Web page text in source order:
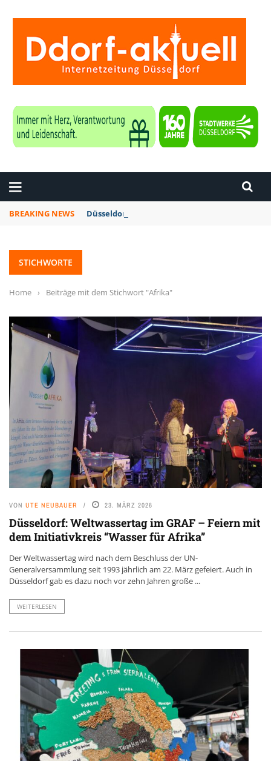
BREAKING NEWS Düsseldorf: Vollsperrung der Bergischen
STICHWORTE
Home › Beiträge mit dem Stichwort "Afrika"
VON UTE NEUBAUER 23. MÄRZ 2026
Düsseldorf: Weltwassertag im GRAF – Feiern mit
dem Initiativkreis “Wasser für Afrika”
Der Weltwassertag wird nach dem Beschluss der UN-
Generalversammlung seit 1993 jährlich am 22. März gefeiert. Auch in
Düsseldorf gab es dazu noch vor zehn Jahren große ...
WEITERLESEN